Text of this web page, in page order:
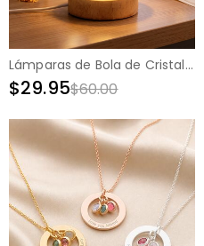
Lámparas de Bola de Cristal Personalizadas Personalizables con Nombre y Año Regalo Perfecto de Graduación para Amigos
$29.95$60.00